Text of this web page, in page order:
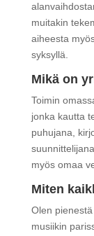
muitakin
aiheesta
syksyllä.
Mikä on
Toimin
jonka kautta
puhujana,
myös omaa
Miten
Olen
musiikin